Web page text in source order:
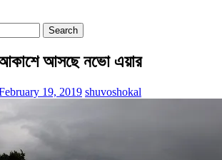
আকাশে আসছে নভো এয়ার
19, 2019 shuvoshokal